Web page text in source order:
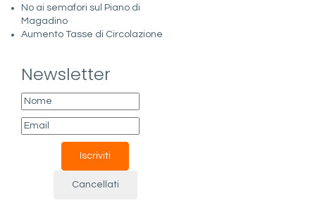
No ai semafori sul Piano di
Magadino
Aumento Tasse di Circolazione
Newsletter